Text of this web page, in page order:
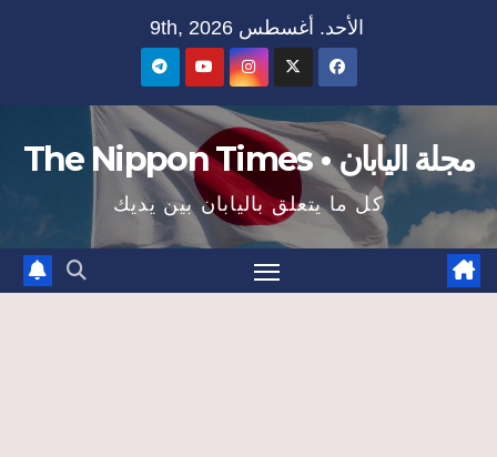
الأحد. أغسطس 9th, 2026
مجلة اليابان • The Nippon Times
كل ما يتعلق باليابان بين يديك